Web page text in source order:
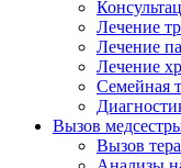
Лечение
Лечение
Лечение
Семейная
Вызов
Вызов